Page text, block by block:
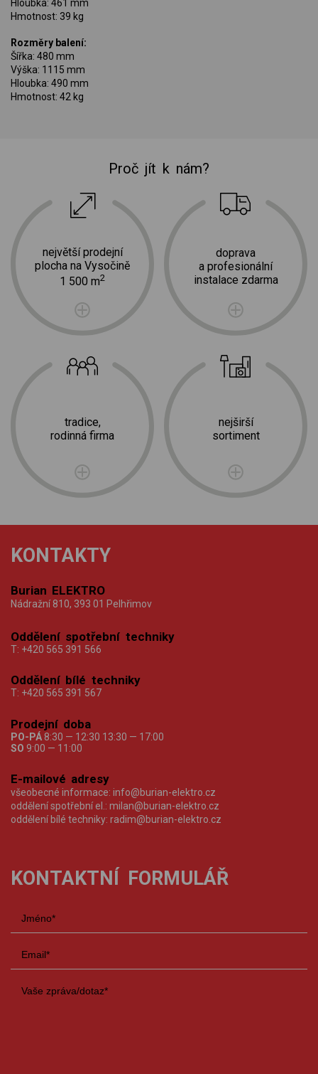
Hloubka: 461 mm
Hmotnost: 39 kg
Rozměry balení:
Šířka: 480 mm
Výška: 1115 mm
Hloubka: 490 mm
Hmotnost: 42 kg
Proč jít k nám?
největší prodejní
plocha na Vysočině
1 500 m2
tradice,
rodinná firma
doprava
a profesionální
instalace zdarma
nejširší
sortiment
KONTAKTY
Burian ELEKTRO
Nádražní 810, 393 01 Pelhřimov
Oddělení spotřební techniky
T: +420 565 391 566
Oddělení bílé techniky
T: +420 565 391 567
Prodejní doba
PO-PÁ 8:30 — 12:30 13:30 — 17:00
SO 9:00 — 11:00
E-mailové adresy
všeobecné informace: info@burian-elektro.cz
oddělení spotřební el.: milan@burian-elektro.cz
oddělení bílé techniky: radim@burian-elektro.cz
KONTAKTNÍ FORMULÁŘ